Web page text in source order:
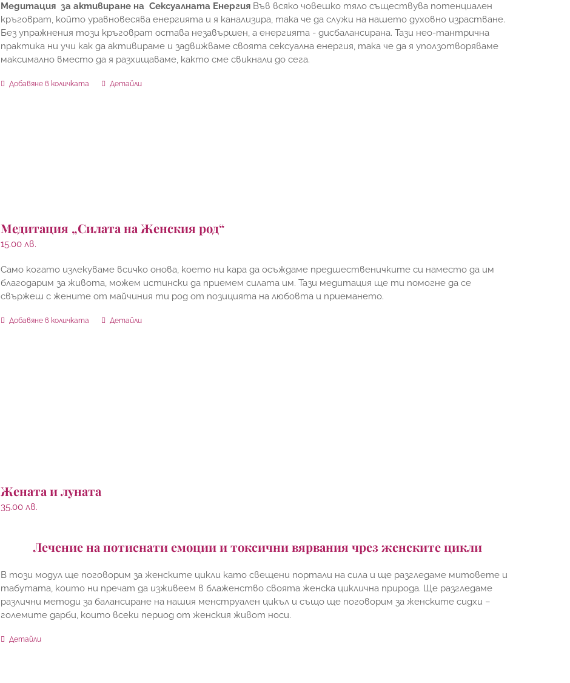
Медитация за активиране на Сексуалната Енергия Във всяко човешко тяло съществува потенциален
кръговрат, който уравновесява енергията и я канализира, така че да служи на нашето духовно израстване.
Без упражнения този кръговрат остава незавършен, а енергията - дисбалансирана. Тази нео-тантрична
практика ни учи как да активираме и задвижваме своята сексуална енергия, така че да я уползотворяваме
максимално вместо да я разхищаваме, както сме свикнали до сега.
Добавяне в количката Детайли
Медитация „Силата на Женския род“
15.00лв.
Само когато излекуваме всичко онова, което ни кара да осъждаме предшественичките си наместо да им
благодарим за живота, можем истински да приемем силата им. Тази медитация ще ти помогне да се
свържеш с жените от майчиния ти род от позицията на любовта и приемането.
Добавяне в количката Детайли
Жената и луната
35.00лв.
Лечение на потиснати емоции и токсични вярвания чрез женските цикли
В този модул ще поговорим за женските цикли като свещени портали на сила и ще разгледаме митовете и
табутата, които ни пречат да изживеем в блаженство своята женска циклична природа. Ще разгледаме
различни методи за балансиране на нашия менструален цикъл и също ще поговорим за женските сидхи –
големите дарби, които всеки период от женския живот носи.
Детайли